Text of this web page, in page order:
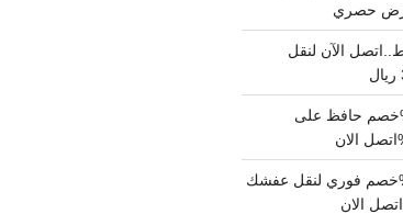
300 ريال فقط..اتصل الآن لنقل
نقل عفش بالرياض بـ18%خصم حافظ على
نقل عفش حي الملقا بـ23%خصم فوري لنقل عفشك
الان